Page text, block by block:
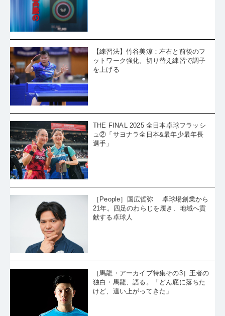
【練習法】竹谷美涼：左右と前後のフ
ットワーク強化。切り替え練習で調子
を上げる
THE FINAL 2025 全日本卓球フラッシ
ュ②「サヨナラ全日本&最年少最年長
選手」
［People］国広哲弥 卓球場創業から
21年。四足のわらじを履き、地域へ貢
献する卓球人
［馬龍・アーカイブ特集その3］王者の
独白・馬龍、語る。「どん底に落ちた
けど、這い上がってきた」